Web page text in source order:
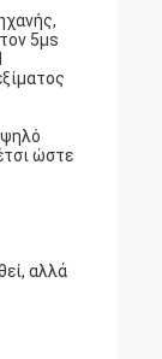
5μs
ώστε
αλλά